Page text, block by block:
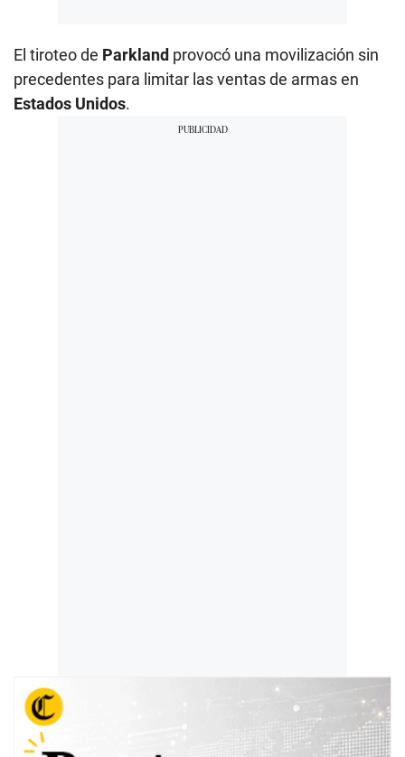
El tiroteo de Parkland provocó una movilización sin
precedentes para limitar las ventas de armas en
Estados Unidos.